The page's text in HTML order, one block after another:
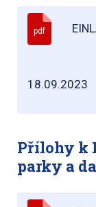
pdf
18.09.2023
Přílohy k
parky a